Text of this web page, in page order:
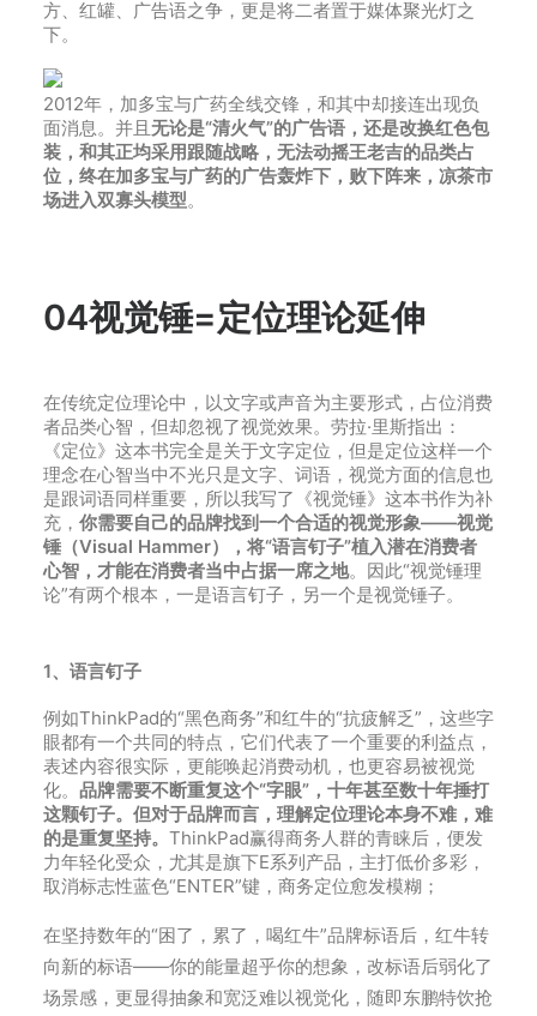
方、红罐、广告语之争，更是将二者置于媒体聚光灯之
下。
2012年，加多宝与广药全线交锋，和其中却接连出现负
面消息。并且无论是“清火气”的广告语，还是改换红色包
装，和其正均采用跟随战略，无法动摇王老吉的品类占
位，终在加多宝与广药的广告轰炸下，败下阵来，凉茶市
场进入双寡头模型。
04视觉锤=定位理论延伸
在传统定位理论中，以文字或声音为主要形式，占位消费
者品类心智，但却忽视了视觉效果。劳拉·里斯指出：
《定位》这本书完全是关于文字定位，但是定位这样一个
理念在心智当中不光只是文字、词语，视觉方面的信息也
是跟词语同样重要，所以我写了《视觉锤》这本书作为补
充， 你需要自己的品牌找到一个合适的视觉形象——视觉
锤（Visual Hammer），将“语言钉子”植入潜在消费者
心智，才能在消费者当中占据一席之地。因此“视觉锤理
论”有两个根本，一是语言钉子，另一个是视觉锤子。
1、语言钉子
例如ThinkPad的“黑色商务”和红牛的“抗疲解乏”，这些字
眼都有一个共同的特点，它们代表了一个重要的利益点，
表述内容很实际，更能唤起消费动机，也更容易被视觉
化。 品牌需要不断重复这个“字眼”，十年甚至数十年捶打
这颗钉子。但对于品牌而言，理解定位理论本身不难，难
的是重复坚持。 ThinkPad赢得商务人群的青睐后，便发
力年轻化受众，尤其是旗下E系列产品，主打低价多彩，
取消标志性蓝色“ENTER”键，商务定位愈发模糊；
在坚持数年的“困了，累了，喝红牛”品牌标语后，红牛转
向新的标语——你的能量超乎你的想象，改标语后弱化了
场景感，更显得抽象和宽泛难以视觉化，随即东鹏特饮抢